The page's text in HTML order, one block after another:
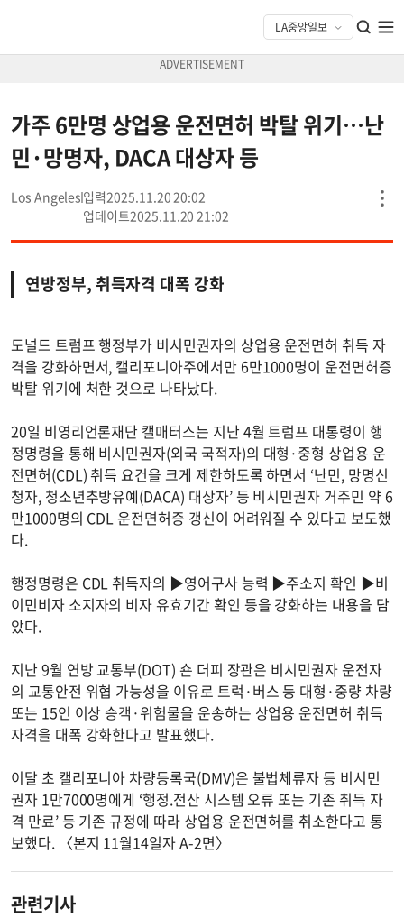
가주 6만명 상업용 운전면허 박탈 위기…난
민·망명자, DACA 대상자 등
Los Angeles
2025.11.20 20:02
2025.11.20 21:02
연방정부, 취득자격 대폭 강화
도널드 트럼프 행정부가 비시민권자의 상업용 운전면허 취득 자
격을 강화하면서, 캘리포니아주에서만 6만1000명이 운전면허증
박탈 위기에 처한 것으로 나타났다.
20일 비영리언론재단 캘매터스는 지난 4월 트럼프 대통령이 행
정명령을 통해 비시민권자(외국 국적자)의 대형·중형 상업용 운
전면허(CDL) 취득 요건을 크게 제한하도록 하면서 ‘난민, 망명신
청자, 청소년추방유예(DACA) 대상자’ 등 비시민권자 거주민 약 6
만1000명의 CDL 운전면허증 갱신이 어려워질 수 있다고 보도했
다.
행정명령은 CDL 취득자의 ▶영어구사 능력 ▶주소지 확인 ▶비
이민비자 소지자의 비자 유효기간 확인 등을 강화하는 내용을 담
았다.
지난 9월 연방 교통부(DOT) 숀 더피 장관은 비시민권자 운전자
의 교통안전 위협 가능성을 이유로 트럭·버스 등 대형·중량 차량
또는 15인 이상 승객·위험물을 운송하는 상업용 운전면허 취득
자격을 대폭 강화한다고 발표했다.
이달 초 캘리포니아 차량등록국(DMV)은 불법체류자 등 비시민
권자 1만7000명에게 ‘행정.전산 시스템 오류 또는 기존 취득 자
격 만료’ 등 기존 규정에 따라 상업용 운전면허를 취소한다고 통
보했다. 〈본지 11월14일자 A-2면〉
관련기사